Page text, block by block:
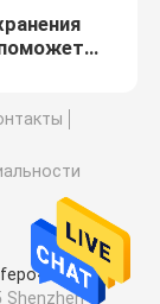
Shenzhen